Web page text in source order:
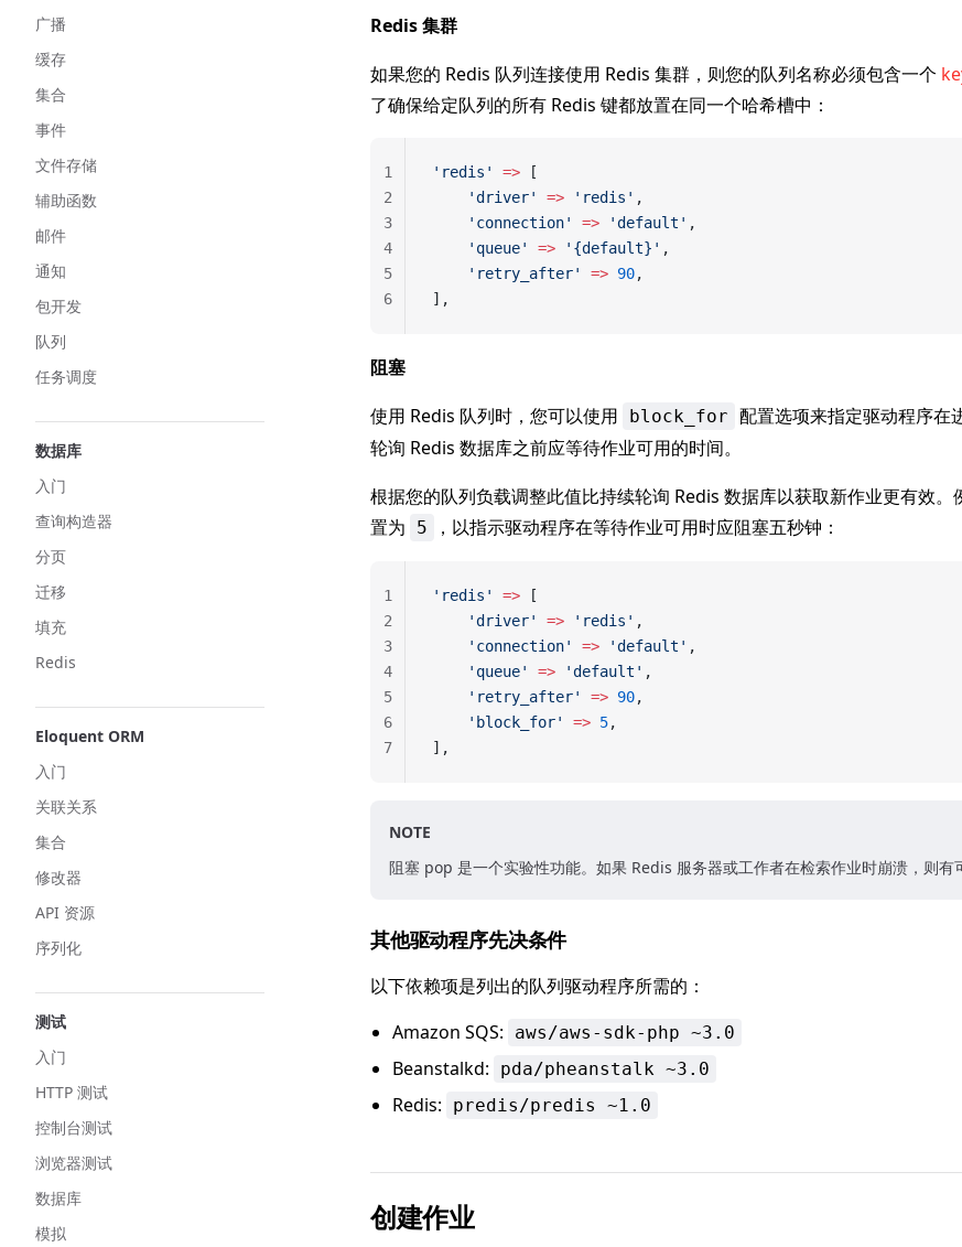
广播
缓存
集合
事件
文件存储
辅助函数
邮件
通知
包开发
队列
任务调度
数据库
入门
查询构造器
分页
迁移
填充
Redis
Eloquent ORM
入门
关联关系
集合
修改器
API 资源
序列化
测试
入门
HTTP 测试
控制台测试
浏览器测试
数据库
模拟
Redis 集群
如果您的 Redis 队列连接使用 Redis 集群，则您的队列名称必须包含一个
了确保给定队列的所有 Redis 键都放置在同一个哈希槽中：
'redis' => [
    'driver'
=> 'redis' ,
    'connection'
=> 'default' ,
    'queue'
=> '{default}' ,
    'retry_after'
=> 90,
],
1
2
3
4
5
6
阻塞
使用 Redis 队列时，您可以使用
block_for 配置选项来指定驱动程序在
轮询 Redis 数据库之前应等待作业可用的时间。
根据您的队列负载调整此值比持续轮询 Redis 数据库以获取新作业更有效。
置为
5 ，以指示驱动程序在等待作业可用时应阻塞五秒钟：
'redis' => [
    'driver'
=> 'redis' ,
    'connection'
=> 'default' ,
    'queue'
=> 'default' ,
    'retry_after'
=> 90,
    'block_for'
=> 5,
],
1
2
3
4
5
6
7
NOTE
阻塞 pop 是一个实验性功能。如果 Redis 服务器或工作者在检索作业时崩溃，则有
其他驱动程序先决条件
以下依赖项是列出的队列驱动程序所需的：
Amazon SQS:
aws/aws-sdk-php ~3.0
Beanstalkd: pda/pheanstalk ~3.0
Redis: predis/predis ~1.0
创建作业